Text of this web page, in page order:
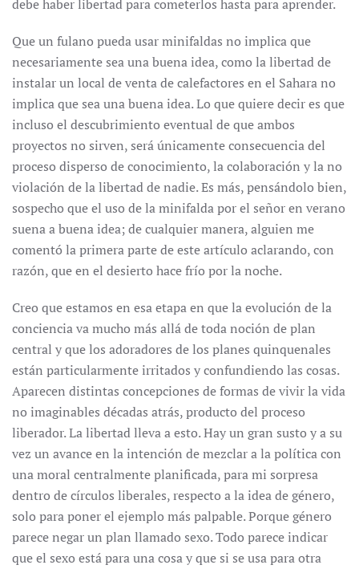
debe haber libertad para cometerlos hasta para aprender.
Que un fulano pueda usar minifaldas no implica que
necesariamente sea una buena idea, como la libertad de
instalar un local de venta de calefactores en el Sahara no
implica que sea una buena idea. Lo que quiere decir es que
incluso el descubrimiento eventual de que ambos
proyectos no sirven, será únicamente consecuencia del
proceso disperso de conocimiento, la colaboración y la no
violación de la libertad de nadie. Es más, pensándolo bien,
sospecho que el uso de la minifalda por el señor en verano
suena a buena idea; de cualquier manera, alguien me
comentó la primera parte de este artículo aclarando, con
razón, que en el desierto hace frío por la noche.
Creo que estamos en esa etapa en que la evolución de la
conciencia va mucho más allá de toda noción de plan
central y que los adoradores de los planes quinquenales
están particularmente irritados y confundiendo las cosas.
Aparecen distintas concepciones de formas de vivir la vida
no imaginables décadas atrás, producto del proceso
liberador. La libertad lleva a esto. Hay un gran susto y a su
vez un avance en la intención de mezclar a la política con
una moral centralmente planificada, para mi sorpresa
dentro de círculos liberales, respecto a la idea de género,
solo para poner el ejemplo más palpable. Porque género
parece negar un plan llamado sexo. Todo parece indicar
que el sexo está para una cosa y que si se usa para otra